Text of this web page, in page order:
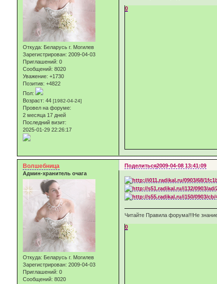
Откуда: Беларусь г. Могилев
Зарегистрирован: 2009-04-03
Приглашений: 0
Сообщений: 8020
Уважение: +1730
Позитив: +4822
Пол:
Возраст: 44 [1982-04-24]
Провел на форуме:
2 месяца 17 дней
Последний визит:
2025-01-29 22:26:17
0
Поделиться2009-04-08 13:41:09
Волшебница
Админ-хранитель очага
Откуда: Беларусь г. Могилев
Зарегистрирован: 2009-04-03
Приглашений: 0
Сообщений: 8020
Читайте Правила форума!!!Не
0